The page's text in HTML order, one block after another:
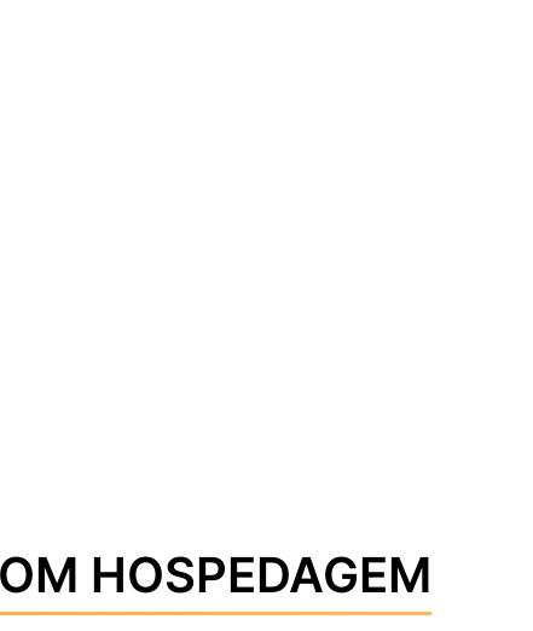
HOSPEDAGEM